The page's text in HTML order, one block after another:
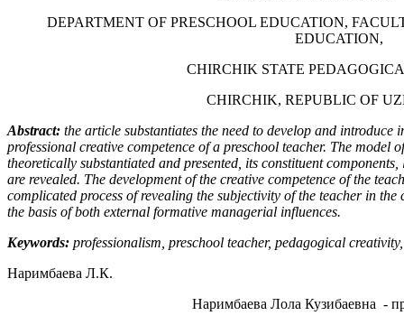
DEPARTMENT OF PRESCHOOL EDUCATION,
EDUCATION,
CHIRCHIK STATE
CHIRCHIK, REPUBLIC OF
Abstract: the article substantiates the need to develop and
professional creative competence of a preschool teacher. The model
theoretically substantiated and presented, its constituent
are revealed. The development of the creative competence of the
complicated process of revealing the subjectivity of the teacher in
the basis of both external formative managerial influences.
Keywords: professionalism, preschool teacher, pedagogical
Наримбаева Л.К.
Наримбаева Лола Кузибаевна -